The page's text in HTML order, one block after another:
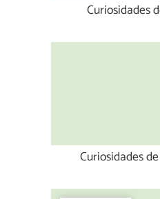
Curiosidades
Curiosidades